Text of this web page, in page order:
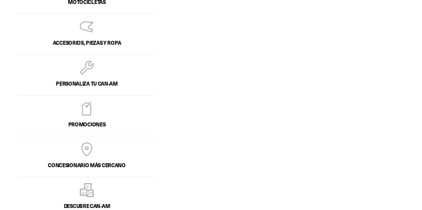
MOTOCICLETAS
ACCESORIOS, PIEZAS Y ROPA
PERSONALIZA TU CAN‑AM
PROMOCIONES
CONCESIONARIO MÁS CERCANO
DESCUBRE CAN‑AM